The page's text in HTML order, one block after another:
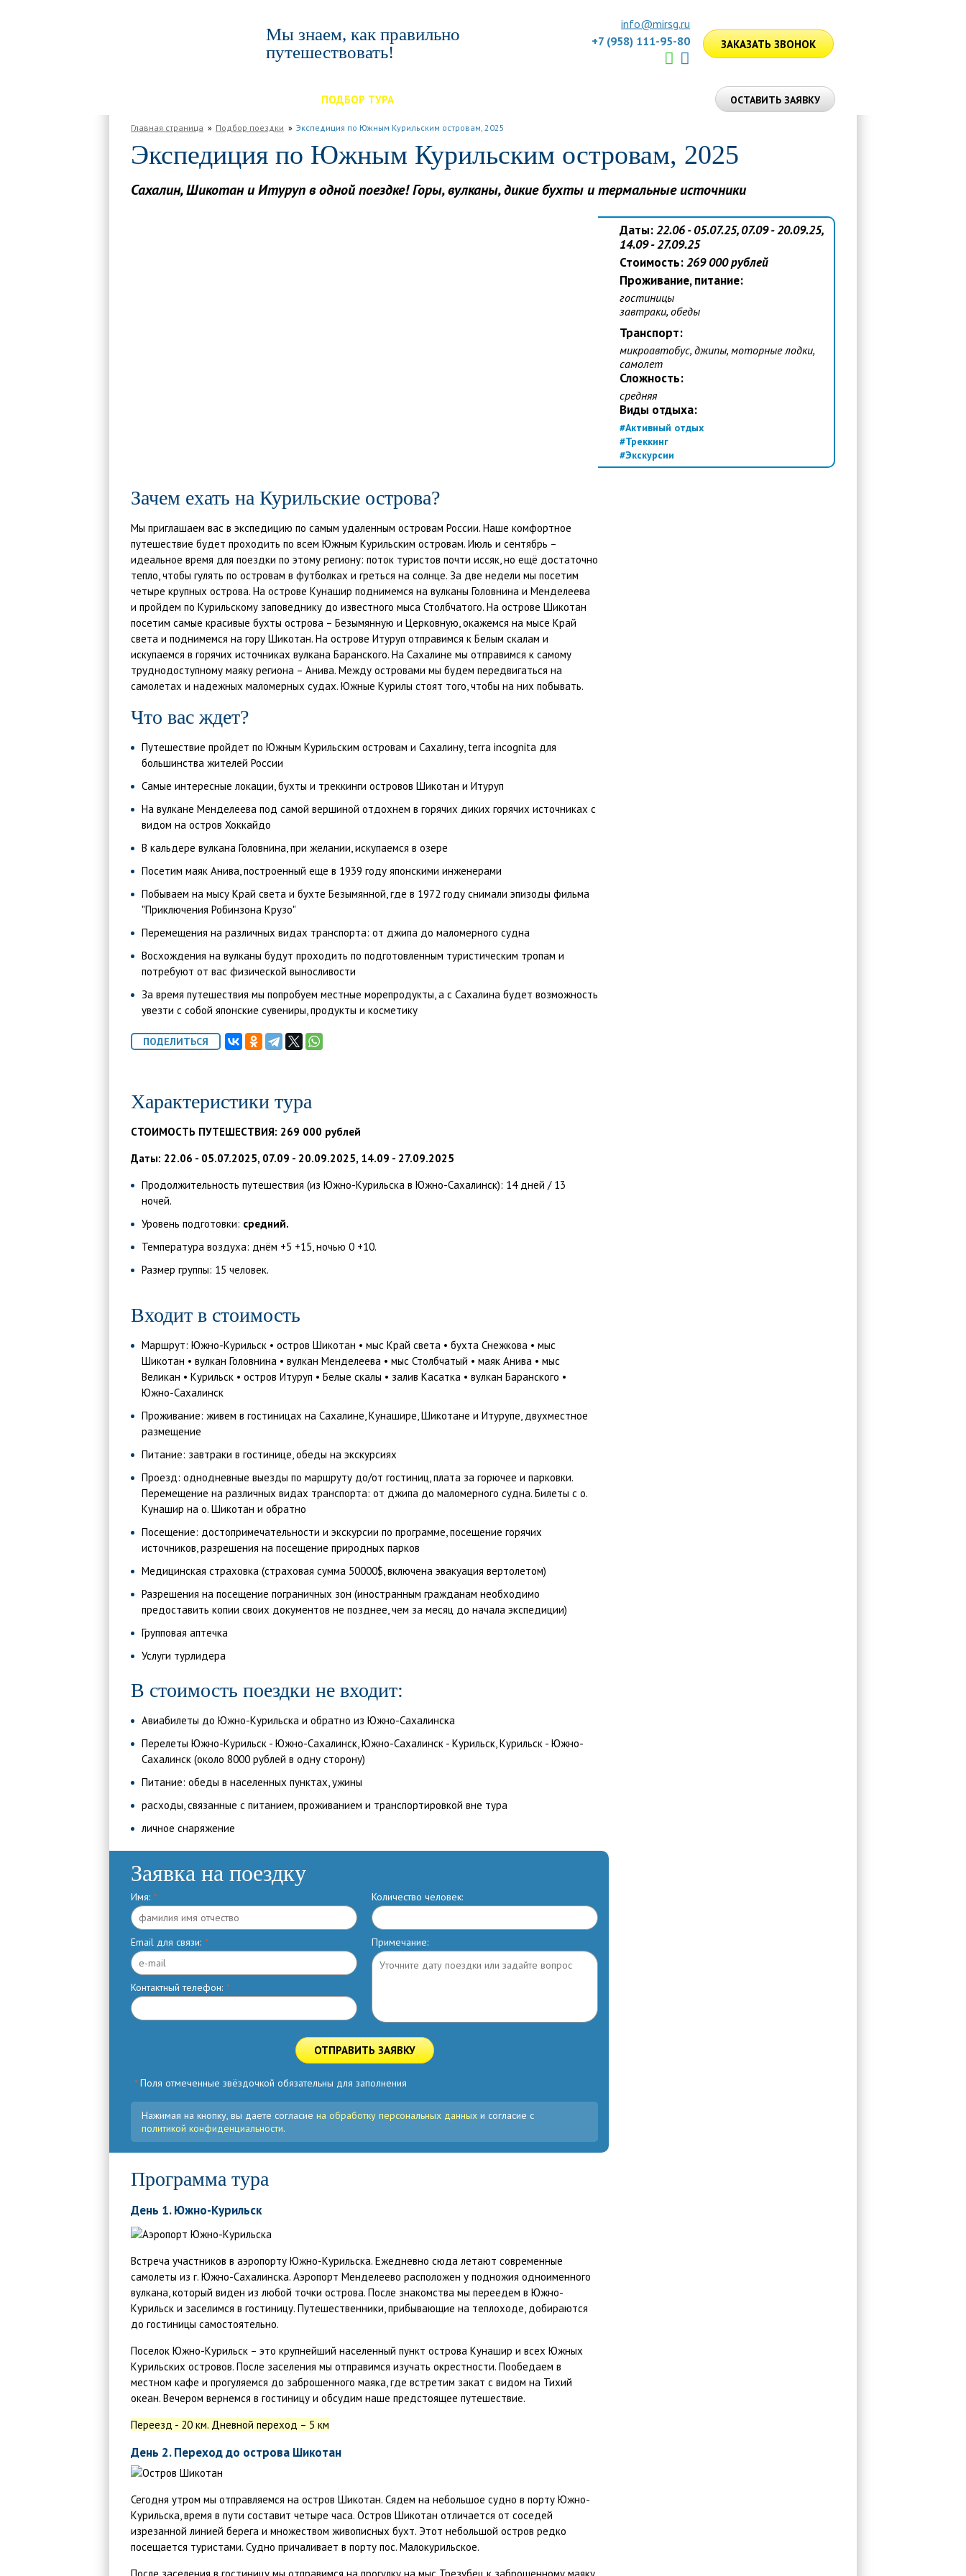
Мы знаем, как правильно
путешествовать!
info@mirsg.ru
+7 (958) 111-95-80
ЗАКАЗАТЬ ЗВОНОК
ПОДБОР ТУРА ОСТАВИТЬ ЗАЯВКУ
Главная страница Подбор поездки Экспедиция по Южным Курильским островам, 2025
Экспедиция по Южным Курильским островам, 2025
Сахалин, Шикотан и Итуруп в одной поездке! Горы, вулканы, дикие бухты и термальные источники
Даты:22.06 - 05.07.25, 07.09 - 20.09.25,
14.09 - 27.09.25
Стоимость:269 000 рублей
Проживание, питание:
гостиницы
завтраки, обеды
Транспорт:
микроавтобус, джипы, моторные лодки,
самолет
Сложность:
средняя
Виды отдыха:
#Активный отдых
#Треккинг
#Экскурсии
Зачем ехать на Курильские острова?
Мы приглашаем вас в экспедицию по самым удаленным островам России. Наше комфортное
путешествие будет проходить по всем Южным Курильским островам. Июль и сентябрь –
идеальное время для поездки по этому региону: поток туристов почти иссяк, но ещё достаточно
тепло, чтобы гулять по островам в футболках и греться на солнце. За две недели мы посетим
четыре крупных острова. На острове Кунашир поднимемся на вулканы Головнина и Менделеева
и пройдем по Курильскому заповеднику до известного мыса Столбчатого. На острове Шикотан
посетим самые красивые бухты острова – Безымянную и Церковную, окажемся на мысе Край
света и поднимемся на гору Шикотан. На острове Итуруп отправимся к Белым скалам и
искупаемся в горячих источниках вулкана Баранского. На Сахалине мы отправимся к самому
труднодоступному маяку региона – Анива. Между островами мы будем передвигаться на
самолетах и надежных маломерных судах. Южные Курилы стоят того, чтобы на них побывать.
Что вас ждет?
Путешествие пройдет по Южным Курильским островам и Сахалину, terra incognita для
большинства жителей России
Самые интересные локации, бухты и треккинги островов Шикотан и Итуруп
На вулкане Менделеева под самой вершиной отдохнем в горячих диких горячих источниках с
видом на остров Хоккайдо
В кальдере вулкана Головнина, при желании, искупаемся в озере
Посетим маяк Анива, построенный еще в 1939 году японскими инженерами
Побываем на мысу Край света и бухте Безымянной, где в 1972 году снимали эпизоды фильма
"Приключения Робинзона Крузо"
Перемещения на различных видах транспорта: от джипа до маломерного судна
Восхождения на вулканы будут проходить по подготовленным туристическим тропам и
потребуют от вас физической выносливости
За время путешествия мы попробуем местные морепродукты, а с Сахалина будет возможность
увезти с собой японские сувениры, продукты и косметику
Характеристики тура
СТОИМОСТЬ ПУТЕШЕСТВИЯ: 269 000 рублей
Даты: 22.06 - 05.07.2025, 07.09 - 20.09.2025, 14.09 - 27.09.2025
Продолжительность путешествия (из Южно-Курильска в Южно-Сахалинск): 14 дней / 13
ночей.
Уровень подготовки: средний.
Температура воздуха: днём +5 +15, ночью 0 +10.
Размер группы: 15 человек.
Входит в стоимость
Маршрут: Южно-Курильск • остров Шикотан • мыс Край света • бухта Снежкова • мыс
Шикотан • вулкан Головнина • вулкан Менделеева • мыс Столбчатый • маяк Анива • мыс
Великан • Курильск • остров Итуруп • Белые скалы • залив Касатка • вулкан Баранского •
Южно-Сахалинск
Проживание: живем в гостиницах на Сахалине, Кунашире, Шикотане и Итурупе, двухместное
размещение
Питание: завтраки в гостинице, обеды на экскурсиях
Проезд: однодневные выезды по маршруту до/от гостиниц, плата за горючее и парковки.
Перемещение на различных видах транспорта: от джипа до маломерного судна. Билеты с о.
Кунашир на о. Шикотан и обратно
Посещение: достопримечательности и экскурсии по программе, посещение горячих
источников, разрешения на посещение природных парков
Медицинская страховка (страховая сумма 50000$, включена эвакуация вертолетом)
Разрешения на посещение пограничных зон (иностранным гражданам необходимо
предоставить копии своих документов не позднее, чем за месяц до начала экспедиции)
Групповая аптечка
Услуги турлидера
В стоимость поездки не входит:
Авиабилеты до Южно-Курильска и обратно из Южно-Сахалинска
Перелеты Южно-Курильск - Южно-Сахалинск, Южно-Сахалинск - Курильск, Курильск - Южно-
Сахалинск (около 8000 рублей в одну сторону)
Питание: обеды в населенных пунктах, ужины
расходы, связанные с питанием, проживанием и транспортировкой вне тура
личное снаряжение
Заявка на поездку
Имя: *
Email для связи: *
Контактный телефон: *
Количество человек:
Примечание:
ОТПРАВИТЬ ЗАЯВКУ
*Поля отмеченные звёздочкой обязательны для заполнения
Нажимая на кнопку, вы даете согласие на обработку персональных данных и согласие с
политикой конфиденциальности.
Программа тура
День 1. Южно-Курильск
Встреча участников в аэропорту Южно-Курильска. Ежедневно сюда летают современные
самолеты из г. Южно-Сахалинска. Аэропорт Менделеево расположен у подножия одноименного
вулкана, который виден из любой точки острова. После знакомства мы переедем в Южно-
Курильск и заселимся в гостиницу. Путешественники, прибывающие на теплоходе, добираются
до гостиницы самостоятельно.
Поселок Южно-Курильск – это крупнейший населенный пункт острова Кунашир и всех Южных
Курильских островов. После заселения мы отправимся изучать окрестности. Пообедаем в
местном кафе и прогуляемся до заброшенного маяка, где встретим закат с видом на Тихий
океан. Вечером вернемся в гостиницу и обсудим наше предстоящее путешествие.
Переезд - 20 км. Дневной переход – 5 км
День 2. Переход до острова Шикотан
Сегодня утром мы отправляемся на остров Шикотан. Сядем на небольшое судно в порту Южно-
Курильска, время в пути составит четыре часа. Остров Шикотан отличается от соседей
изрезанной линией берега и множеством живописных бухт. Этот небольшой остров редко
посещается туристами. Судно причаливает в порту пос. Малокурильское.